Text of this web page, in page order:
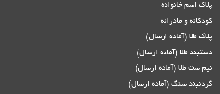
پلاک اسم خانواده
کودکانه و مادرانه
پلاک طلا (آماده ارسال)
دستبند طلا (آماده ارسال)
نیم ست طلا (آماده ارسال)
گردنبند سنگ (آماده ارسال)